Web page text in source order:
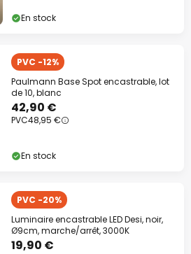
En stock
PVC -12%
Paulmann Base Spot encastrable, lot
de 10, blanc
42,90 €
PVC48,95 €
En stock
PVC -20%
Luminaire encastrable LED Desi, noir,
Ø9cm, marche/arrêt, 3000K
19,90 €